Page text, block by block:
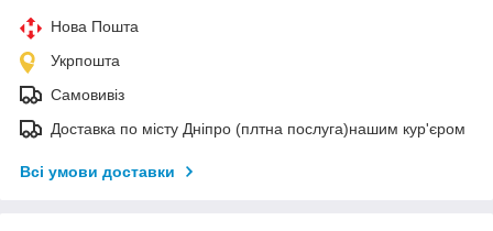
Нова Пошта
Укрпошта
Самовивіз
Доставка по місту Дніпро (плтна послуга)нашим кур'єром
Всі умови доставки